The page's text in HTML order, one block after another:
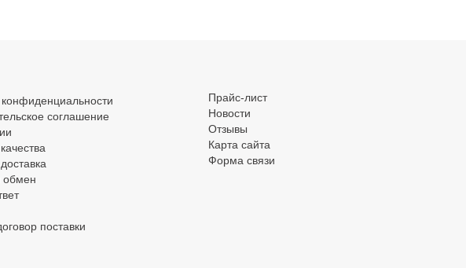
соглашение
обмен
поставки
Прайс-лист
Новости
Отзывы
Карта сайта
Форма связи